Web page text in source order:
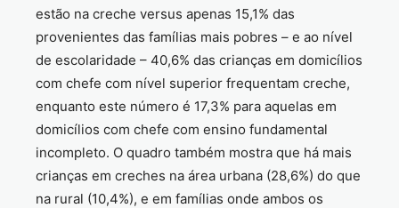
estão na creche versus apenas 15,1% das
provenientes das famílias mais pobres – e ao nível
de escolaridade – 40,6% das crianças em domicílios
com chefe com nível superior frequentam creche,
enquanto este número é 17,3% para aquelas em
domicílios com chefe com ensino fundamental
incompleto. O quadro também mostra que há mais
crianças em creches na área urbana (28,6%) do que
na rural (10,4%), e em famílias onde ambos os